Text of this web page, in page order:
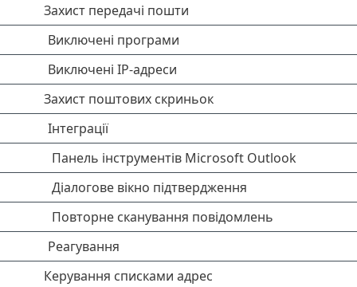
Захист передачі пошти
Виключені програми
Виключені IP-адреси
Захист поштових скриньок
Інтеграції
Панель інструментів Microsoft Outlook
Діалогове вікно підтвердження
Повторне сканування повідомлень
Реагування
Керування списками адрес